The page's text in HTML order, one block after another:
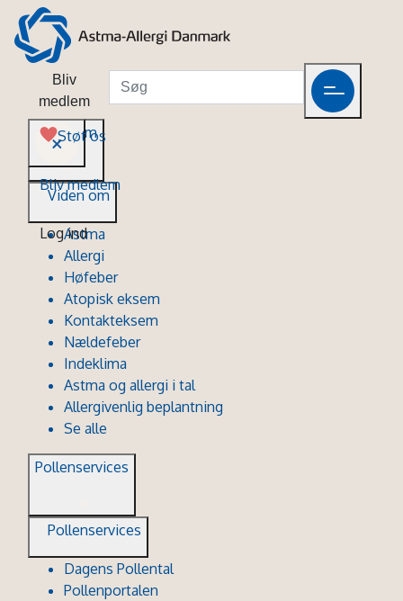
Bliv
medlem
Støt os
Bliv medlem
Log ind
Viden om
Viden om
Astma
Allergi
Høfeber
Atopisk eksem
Kontakteksem
Nældefeber
Indeklima
Astma og allergi i tal
Allergivenlig beplantning
Se alle
Pollenservices
Pollenservices
Dagens Pollental
Pollenportalen